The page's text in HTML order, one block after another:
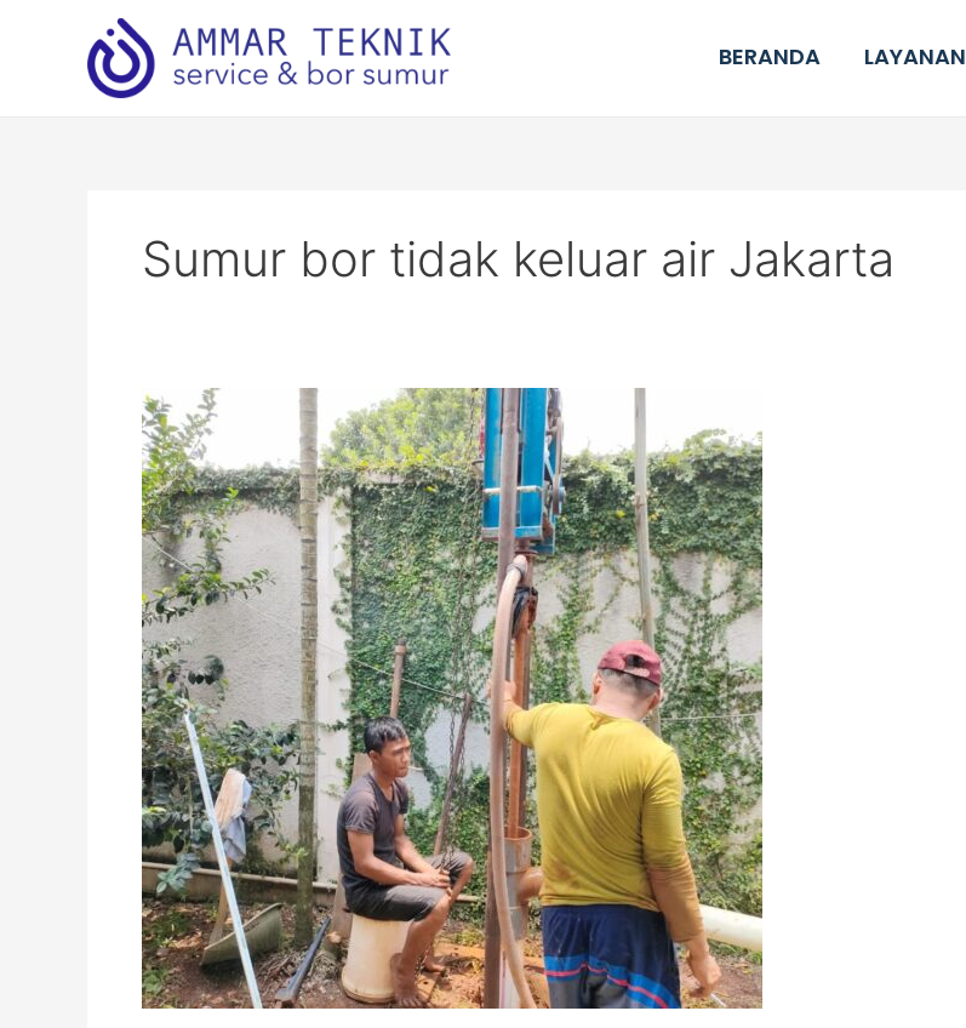
BERANDA LAYANAN
Sumur bor tidak keluar air Jakarta
Service
Sumur
Bor
Jakarta